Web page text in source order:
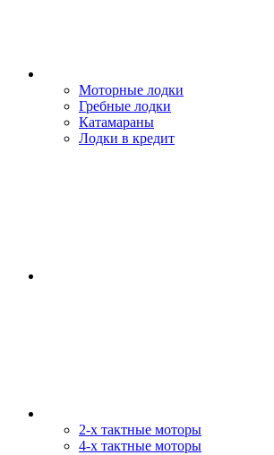
Моторные лодки
Гребные лодки
Катамараны
Лодки в кредит
2-х тактные моторы
4-х тактные моторы